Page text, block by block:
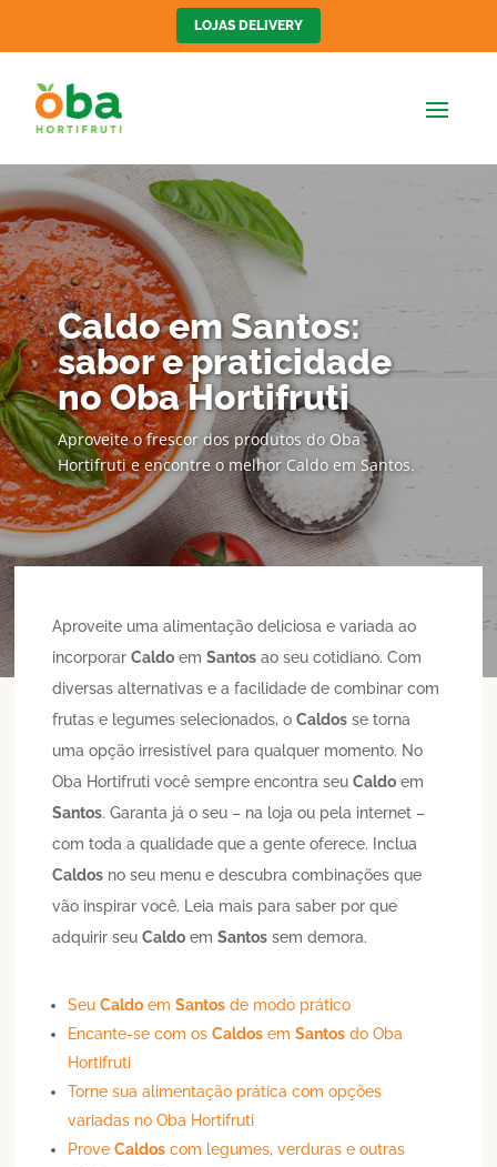
LOJAS DELIVERY
Caldo em Santos:
sabor e praticidade
no Oba Hortifruti
Aproveite o frescor dos produtos do Oba
Hortifruti e encontre o melhor Caldo em Santos.
Aproveite uma alimentação deliciosa e variada ao
incorporarCaldo emSantos ao seu cotidiano. Com
diversas alternativas e a facilidade de combinar com
frutas e legumes selecionados, oCaldos se torna
uma opção irresistível para qualquer momento. No
Oba Hortifruti você sempre encontra seuCaldo em
Santos. Garanta já o seu – na loja ou pela internet –
com toda a qualidade que a gente oferece. Inclua
Caldos no seu menu e descubra combinações que
vão inspirar você. Leia mais para saber por que
adquirir seuCaldo emSantos sem demora.
SeuCaldo emSantos de modo prático
Encante-se com osCaldos emSantos do Oba
Hortifruti
Torne sua alimentação prática com opções
variadas no Oba Hortifruti
ProveCaldos com legumes, verduras e outras